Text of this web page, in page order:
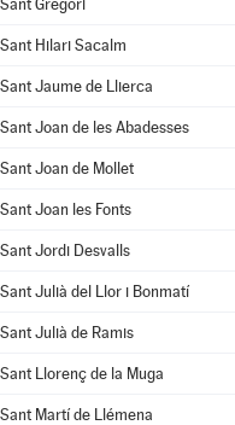
Sant Gregori
Sant Hilari Sacalm
Sant Jaume de Llierca
Sant Joan de les Abadesses
Sant Joan de Mollet
Sant Joan les Fonts
Sant Jordi Desvalls
Sant Julià del Llor i Bonmatí
Sant Julià de Ramis
Sant Llorenç de la Muga
Sant Martí de Llémena